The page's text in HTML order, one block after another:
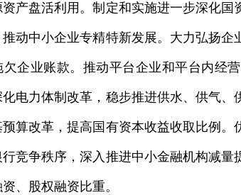
产盘活利用。制定和实施进一步深化
动中小企业专精特新发展。大力弘扬
欠企业账款。推动平台企业和平台内经
电力体制改革，稳步推进供水、供气
算改革，提高国有资本收益收取比例
竞争秩序，深入推进中小金融机构减
、股权融资比重。